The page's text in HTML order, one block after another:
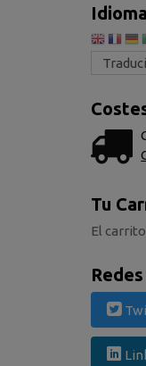
Idioma
Tu
El